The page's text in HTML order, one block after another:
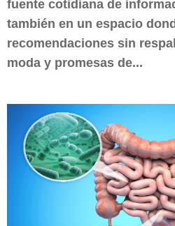
fuente cotidiana de
también en un espacio
recomendaciones sin
moda y promesas de...